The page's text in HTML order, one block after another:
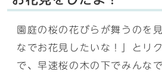
園庭の桜の花びらが舞うのを
なでお花見したいな！」とリ
で、早速桜の木の下でみんな